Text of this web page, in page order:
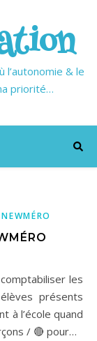
l’autonomie & le
priorité…
NEWMÉRO
présents
à l’école quand
/ 🔴 pour…